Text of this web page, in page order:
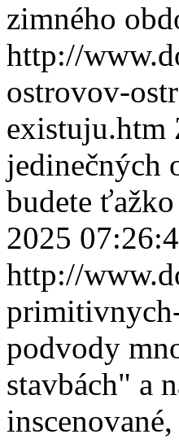
zimného
http://
ostrovov-
existuju.htm
jedinečných
budete
2025
http://
podvody
stavbách" a